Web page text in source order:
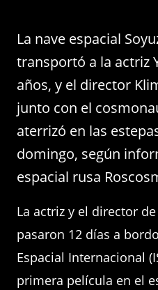
La nave espacial
transportó a la actriz
años, y el director
junto con el
aterrizó en las
domingo, según
espacial rusa
La actriz y el director
pasaron 12 días a
Espacial Internacional
primera película en el